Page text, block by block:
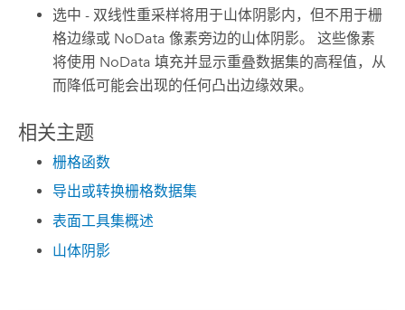
选中 - 双线性重采样将用于山体阴影内，但不用于栅
格边缘或 NoData 像素旁边的山体阴影。 这些像素
将使用 NoData 填充并显示重叠数据集的高程值，从
而降低可能会出现的任何凸出边缘效果。
相关主题
栅格函数
导出或转换栅格数据集
表面工具集概述
山体阴影